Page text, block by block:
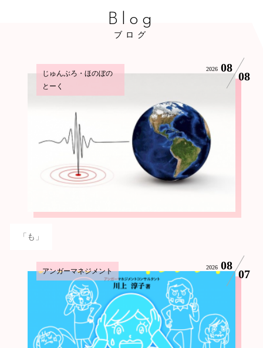
Blog
ブログ
じゅんぶろ・ほのぼの
とーく
2026 08
08
「も」
アンガーマネジメント 2026 08
07